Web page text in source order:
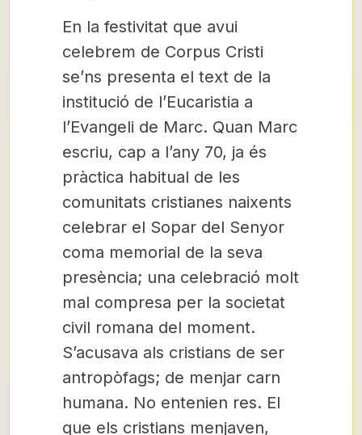
En la festivitat que avui
celebrem de Corpus Cristi
se’ns presenta el text de la
institució de l’Eucaristia a
l’Evangeli de Marc. Quan Marc
escriu, cap a l’any 70, ja és
pràctica habitual de les
comunitats cristianes naixents
celebrar el Sopar del Senyor
coma memorial de la seva
presència; una celebració molt
mal compresa per la societat
civil romana del moment.
S’acusava als cristians de ser
antropòfags; de menjar carn
humana. No entenien res. El
que els cristians menjaven,